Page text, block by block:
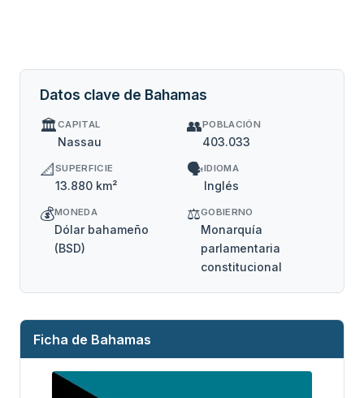
Datos clave de Bahamas
🏛️CAPITAL
Nassau
👥POBLACIÓN
403.033
📐SUPERFICIE
13.880 km²
🗣️IDIOMA
Inglés
💰MONEDA
Dólar bahameño
(BSD)
⚖️GOBIERNO
Monarquía
parlamentaria
constitucional
Ficha de Bahamas